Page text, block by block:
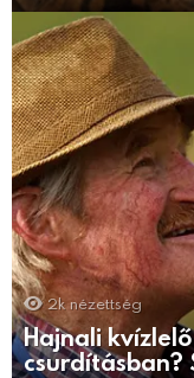
2k nézettség
Hajnali
csurdításban?